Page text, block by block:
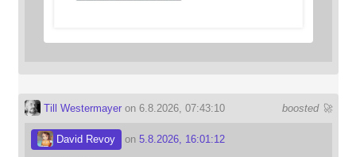
boosted 🚀
Till Westermayeron 6.8.2026, 07:43:10
David Revoy on 5.8.2026, 16:01:12